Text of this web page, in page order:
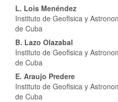
Contenido
principal
del
artículo
L. Lois Menéndez
Instituto de Geoflsica y
de Cuba
B. Lazo Olazabal
Instituto de Geoflsica y
de Cuba
E. Araujo Predere
Instituto de Geoflsica y
de Cuba